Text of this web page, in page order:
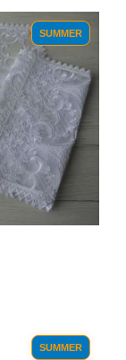
SUMMER
SUMMER